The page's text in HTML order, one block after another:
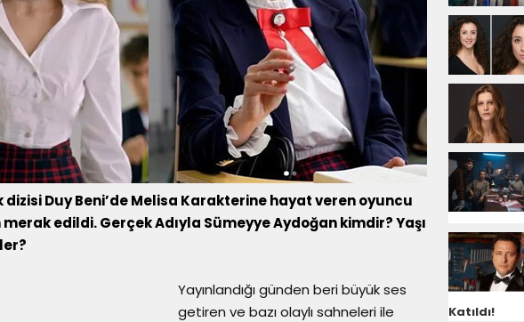
dizisi Duy Beni’de Melisa Karakterine hayat veren oyuncu
edildi. Gerçek Adıyla Sümeyye Aydoğan kimdir? Yaşı
Yayınlandığı günden beri büyük ses
getiren ve bazı olaylı sahneleri ile
Katıldı!